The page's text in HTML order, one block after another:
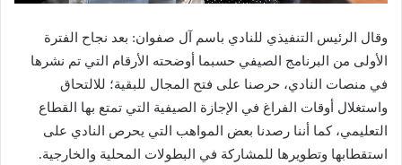
وقال الرئيس التنفيذي للنادي باسم آل صفوان: بعد نجاح الفترة
الأولى من البرنامج الصيفي حسبما أوضحته الأرقام التي تم نشرها
في منصات النادي، حرصنا على فتح المجال للبقية؛ للالتحاق
واستغلال أوقات الفراغ في الإجازة الصيفية التي تمتع بها القطاع
التعليمي، كما أننا رصدنا بعض المواهب التي يحرص النادي على
استقطابها وتطويرها للمشاركة في البطولات المحلية والخارجية.